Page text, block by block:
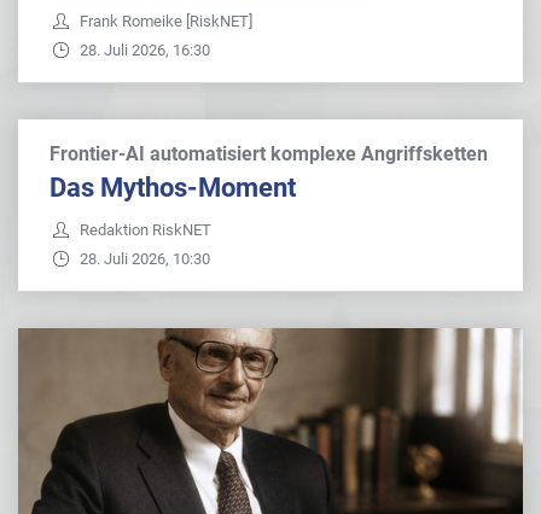
Frank Romeike [RiskNET]
28. Juli 2026, 16:30
Frontier-AI automatisiert komplexe Angriffsketten
Das Mythos-Moment
Redaktion RiskNET
28. Juli 2026, 10:30